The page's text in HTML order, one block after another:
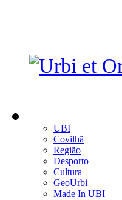
UBI
Covilhã
Região
Desporto
Cultura
GeoUrbi
Made In UBI